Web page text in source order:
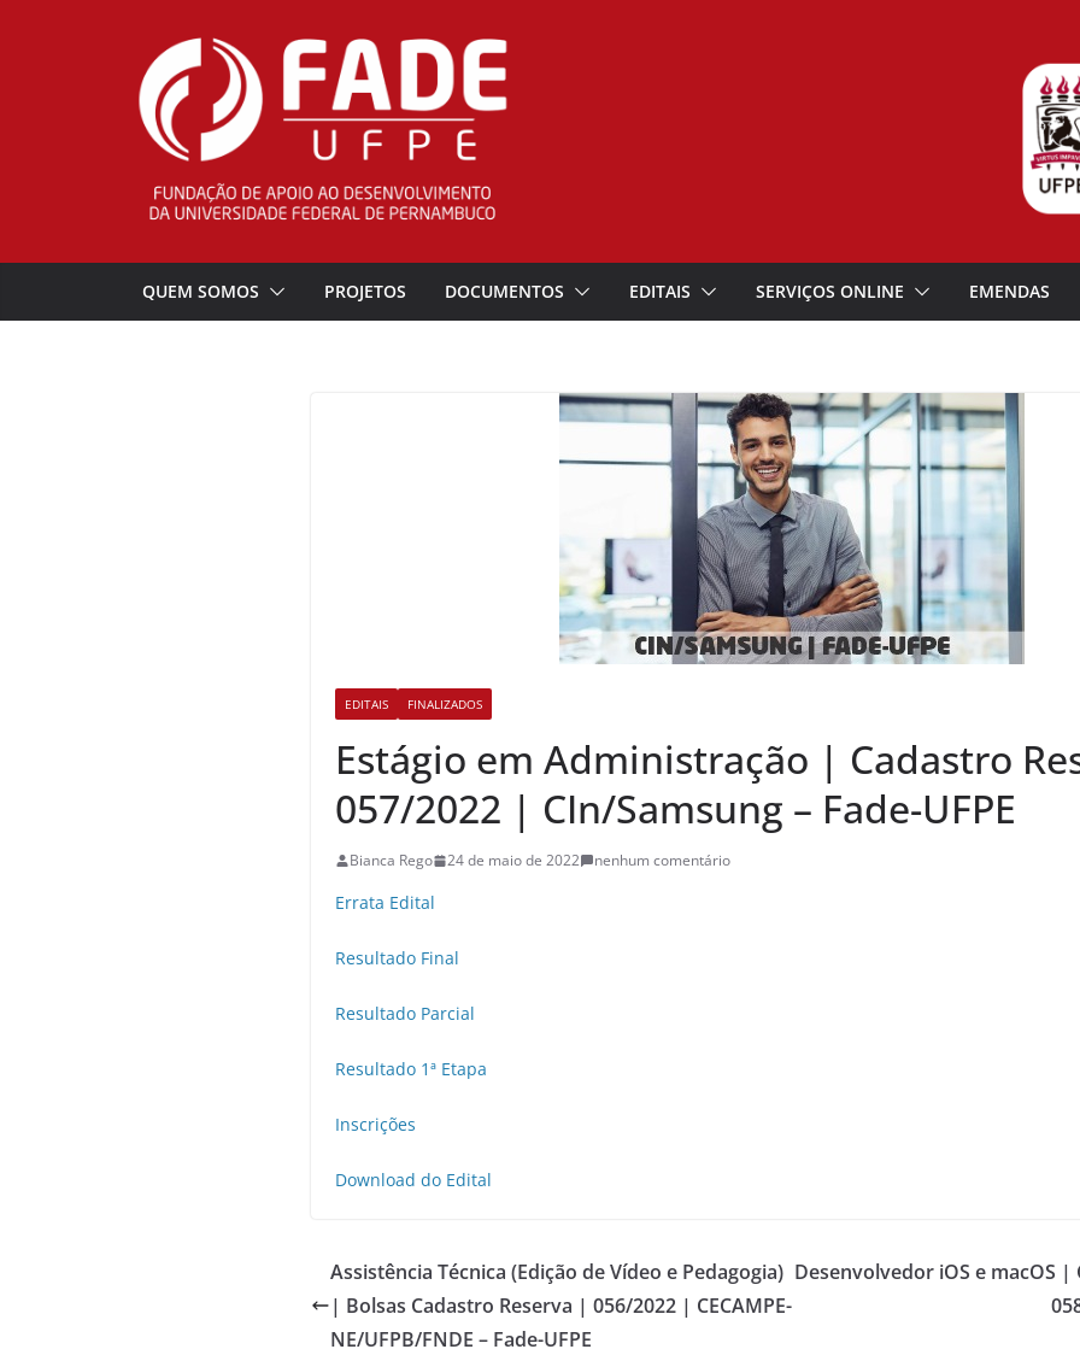
QUEM SOMOS PROJETOS DOCUMENTOS EDITAIS SERVIÇOS ONLINE EMENDAS
EDITAIS FINALIZADOS
Estágio em Administração | Cadastro
057/2022 | CIn/Samsung – Fade-UFPE
Bianca Rego 24 de maio de 2022 nenhum comentário
Errata Edital
Resultado Final
Resultado Parcial
Resultado 1ª Etapa
Inscrições
Download do Edital
Assistência Técnica (Edição de Vídeo e Pedagogia)
| Bolsas Cadastro Reserva | 056/2022 | CECAMPE-
NE/UFPB/FNDE – Fade-UFPE
Desenvolvedor iOS e macOS |